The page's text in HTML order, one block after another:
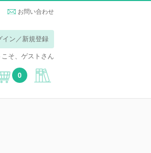
お問い合わせ
イン／新規登録
こそ、ゲストさん
0